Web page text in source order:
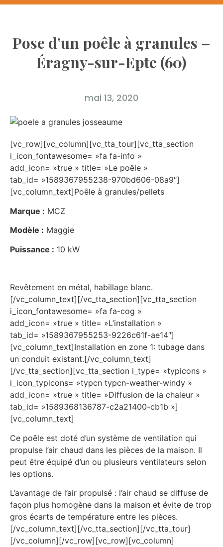
Pose d’un poêle à granules –
Éragny-sur-Epte (60)
mai 13, 2020
[vc_row][vc_column][vc_tta_tour][vc_tta_section
i_icon_fontawesome= »fa fa-info »
add_icon= »true » title= »Le poêle »
tab_id= »1589367955238-970bd606-08a9″]
[vc_column_text]Poêle à granules/pellets
Marque : MCZ
Modèle : Maggie
Puissance : 10 kW
Revêtement en métal, habillage blanc.
[/vc_column_text][/vc_tta_section][vc_tta_section
i_icon_fontawesome= »fa fa-cog »
add_icon= »true » title= »L’installation »
tab_id= »1589367955253-9226c61f-ae14″]
[vc_column_text]Installation en zone 1: tubage dans
un conduit existant.[/vc_column_text]
[/vc_tta_section][vc_tta_section i_type= »typicons »
i_icon_typicons= »typcn typcn-weather-windy »
add_icon= »true » title= »Diffusion de la chaleur »
tab_id= »1589368136787-c2a21400-cb1b »]
[vc_column_text]
Ce poêle est doté d’un système de ventilation qui
propulse l’air chaud dans les pièces de la maison. Il
peut être équipé d’un ou plusieurs ventilateurs selon
les options.
L’avantage de l’air propulsé : l’air chaud se diffuse de
façon plus homogène dans la maison et évite de trop
gros écarts de température entre les pièces.
[/vc_column_text][/vc_tta_section][/vc_tta_tour]
[/vc_column][/vc_row][vc_row][vc_column]